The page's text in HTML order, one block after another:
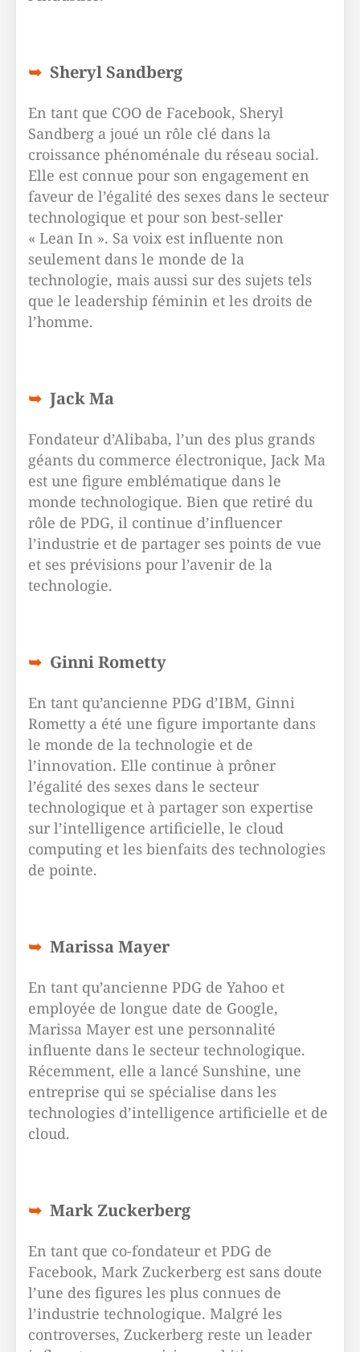
Sheryl Sandberg
En tant que COO de Facebook, Sheryl
Sandberg a joué un rôle clé dans la
croissance phénoménale du réseau social.
Elle est connue pour son engagement en
faveur de l’égalité des sexes dans le secteur
technologique et pour son best-seller
« Lean In ». Sa voix est influente non
seulement dans le monde de la
technologie, mais aussi sur des sujets tels
que le leadership féminin et les droits de
l’homme.
Jack Ma
Fondateur d’Alibaba, l’un des plus grands
géants du commerce électronique, Jack Ma
est une figure emblématique dans le
monde technologique. Bien que retiré du
rôle de PDG, il continue d’influencer
l’industrie et de partager ses points de vue
et ses prévisions pour l’avenir de la
technologie.
Ginni Rometty
En tant qu’ancienne PDG d’IBM, Ginni
Rometty a été une figure importante dans
le monde de la technologie et de
l’innovation. Elle continue à prôner
l’égalité des sexes dans le secteur
technologique et à partager son expertise
sur l’intelligence artificielle, le cloud
computing et les bienfaits des technologies
de pointe.
Marissa Mayer
En tant qu’ancienne PDG de Yahoo et
employée de longue date de Google,
Marissa Mayer est une personnalité
influente dans le secteur technologique.
Récemment, elle a lancé Sunshine, une
entreprise qui se spécialise dans les
technologies d’intelligence artificielle et de
cloud.
Mark Zuckerberg
En tant que co-fondateur et PDG de
Facebook, Mark Zuckerberg est sans doute
l’une des figures les plus connues de
l’industrie technologique. Malgré les
controverses, Zuckerberg reste un leader